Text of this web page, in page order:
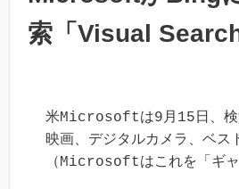
索「Visual
米Microsoftは9月15日、検
映画、デジタルカメラ、ベス
（Microsoftはこれを「ギャ